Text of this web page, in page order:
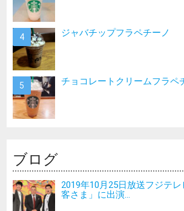
ジャバチップフラペチーノ
チョコレートクリームフラペ
ブログ
2019年10月25日放送フジテ
客さま」に出演...